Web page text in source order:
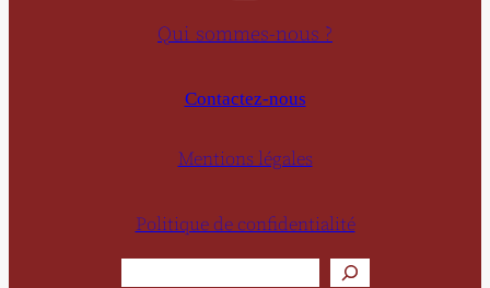
Qui sommes-nous ?
Contactez-nous
Mentions légales
Politique de confidentialité